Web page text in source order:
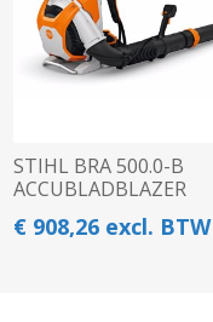
STIHL BRA 500.0-B
ACCUBLADBLAZER
€ 908,26 excl. BTW